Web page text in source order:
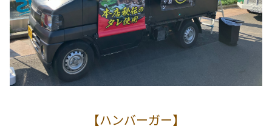
【ハンバーガー】